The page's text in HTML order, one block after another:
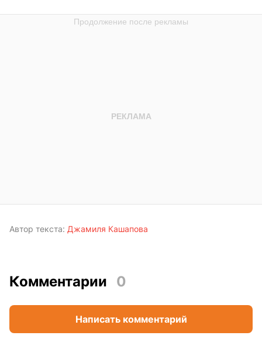
Автор текста: Джамиля Кашапова
Комментарии 0
Написать комментарий